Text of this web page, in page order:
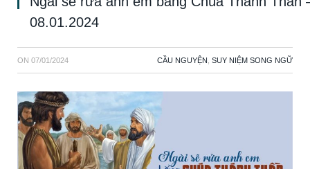
08.01.2024
ON 07/01/2024 CẦU NGUYỆN SUY NIỆM SONG NGỮ